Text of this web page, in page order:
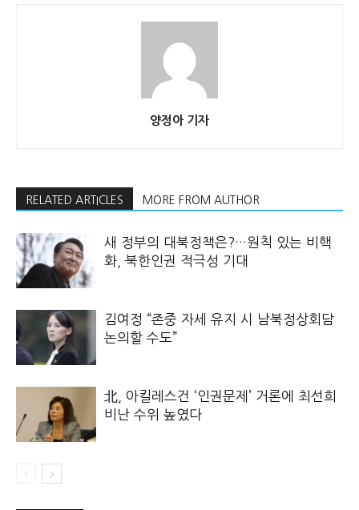
양정아 기자
RELATED ARTICLES MORE FROM AUTHOR
새 정부의 대북정책은?…원칙 있는 비핵
화, 북한인권 적극성 기대
김여정 “존중 자세 유지 시 남북정상회담
논의할 수도”
北, 아킬레스건 ‘인권문제’ 거론에 최선희
비난 수위 높였다